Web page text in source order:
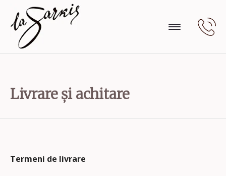
Livrare și achitare
Termeni de livrare